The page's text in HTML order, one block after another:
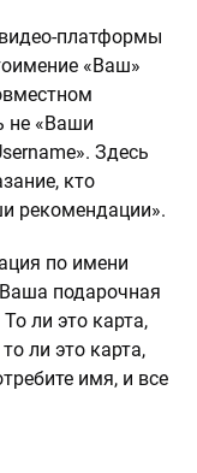
платформы
«Ваш»
не «Ваши
Здесь
кто
рекомендации».
по имени
подарочная
ли это карта,
ли это карта,
имя, и все